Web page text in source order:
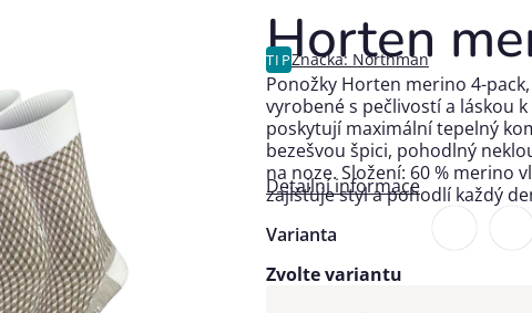
Horten
TIPZnačka: Northman
Zvolte variantu
Varianta
Ponožky Horten merino 4-
vyrobené s pečlivostí a láskou
poskytují maximální tepelný
bezešvou špici, pohodlný
na noze. Složení: 60 % merino
zajišťuje styl a pohodlí každý
Detailní informace